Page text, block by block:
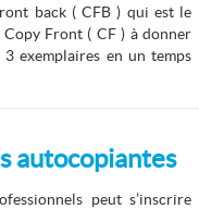
back ( CFB ) qui est le
Front ( CF ) à donner
exemplaires en un temps
autocopiantes
peut s’inscrire